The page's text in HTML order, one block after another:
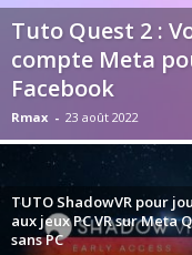
Tuto Quest 2 :
compte Meta
Facebook
Rmax - 23 août 2022
TUTO ShadowVR pour
aux jeux PC VR sur Meta
sans PC